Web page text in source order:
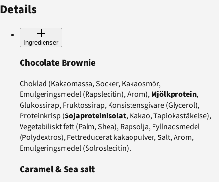
Details
Ingredienser
Chocolate Brownie
Choklad (Kakaomassa, Socker, Kakaosmör,
Emulgeringsmedel (Rapslecitin), Arom),Mjölkprotein,
Glukossirap, Fruktossirap, Konsistensgivare (Glycerol),
Proteinkrisp (Sojaproteinisolat, Kakao, Tapiokastäkelse),
Vegetabiliskt fett (Palm, Shea), Rapsolja, Fyllnadsmedel
(Polydextros), Fettreducerat kakaopulver, Salt, Arom,
Emulgeringsmedel (Solroslecitin).
Caramel & Sea salt